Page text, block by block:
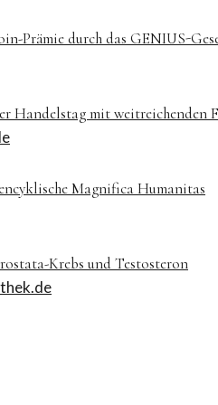
Prämie durch das GENIUS-
Handelstag mit weitreichenden
Magnifica Humanitas
Krebs und Testosteron